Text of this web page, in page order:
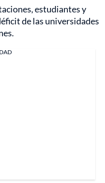
estudiantes y
de las universidades